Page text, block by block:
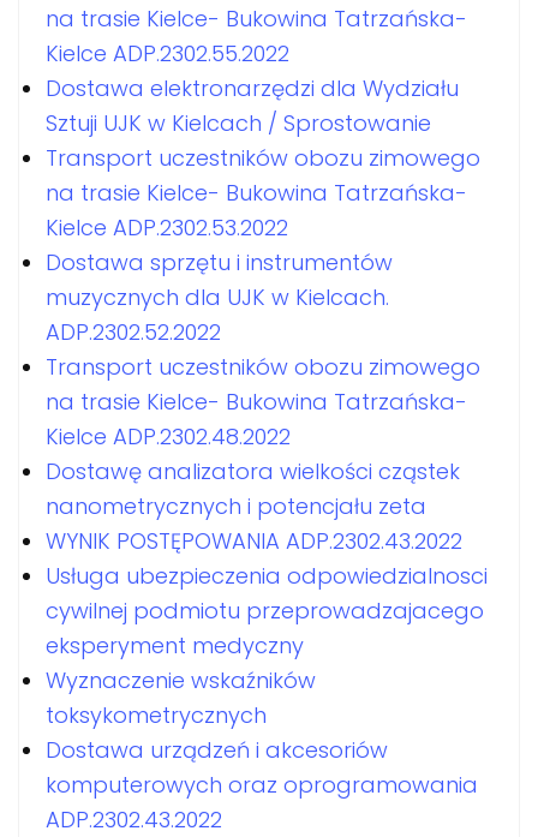
na trasie Kielce- Bukowina Tatrzańska-
Kielce ADP.2302.55.2022
Dostawa elektronarzędzi dla Wydziału
Sztuji UJK w Kielcach / Sprostowanie
Transport uczestników obozu zimowego
na trasie Kielce- Bukowina Tatrzańska-
Kielce ADP.2302.53.2022
Dostawa sprzętu i instrumentów
muzycznych dla UJK w Kielcach.
ADP.2302.52.2022
Transport uczestników obozu zimowego
na trasie Kielce- Bukowina Tatrzańska-
Kielce ADP.2302.48.2022
Dostawę analizatora wielkości cząstek
nanometrycznych i potencjału zeta
WYNIK POSTĘPOWANIA ADP.2302.43.2022
Usługa ubezpieczenia odpowiedzialnosci
cywilnej podmiotu przeprowadzajacego
eksperyment medyczny
Wyznaczenie wskaźników
toksykometrycznych
Dostawa urządzeń i akcesoriów
komputerowych oraz oprogramowania
ADP.2302.43.2022